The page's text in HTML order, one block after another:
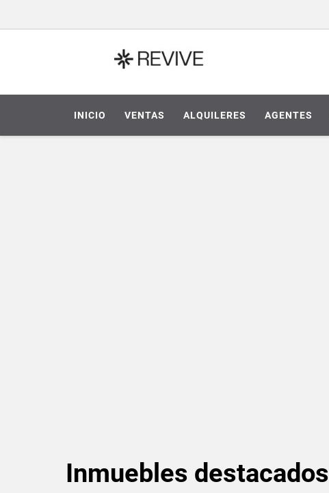
INICIO VENTAS ALQUILERES AGENTES
Inmuebles destacados